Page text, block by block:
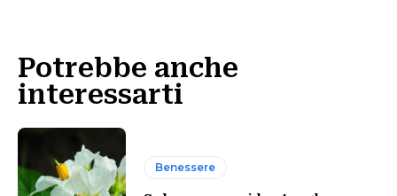
Potrebbe anche
interessarti
Benessere